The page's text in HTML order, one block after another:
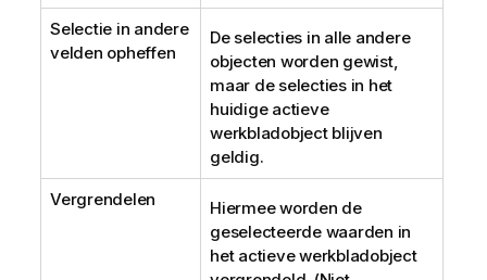
Selectie in andere
velden opheffen
De selecties in alle andere
objecten worden gewist,
maar de selecties in het
huidige actieve
werkbladobject blijven
geldig.
Vergrendelen
Hiermee worden de
geselecteerde waarden in
het actieve werkbladobject